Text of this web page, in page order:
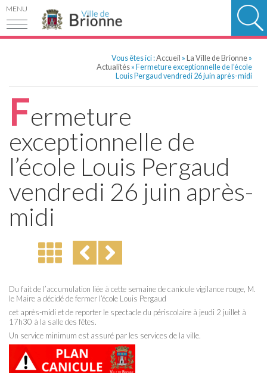
MENU
Vous êtes ici :Accueil » La Ville de Brionne »
Actualités » Fermeture exceptionnelle de l’école
Louis Pergaud vendredi 26 juin après-midi
Fermeture
exceptionnelle de
l’école Louis Pergaud
vendredi 26 juin après-
midi
Du fait de l’accumulation liée à cette semaine de canicule vigilance rouge, M.
le Maire a décidé de fermer l’école Louis Pergaud
cet après-midi et de reporter le spectacle du périscolaire à jeudi 2 juillet à
17h30 à la salle des fêtes.
Un service minimum est assuré par les services de la ville.